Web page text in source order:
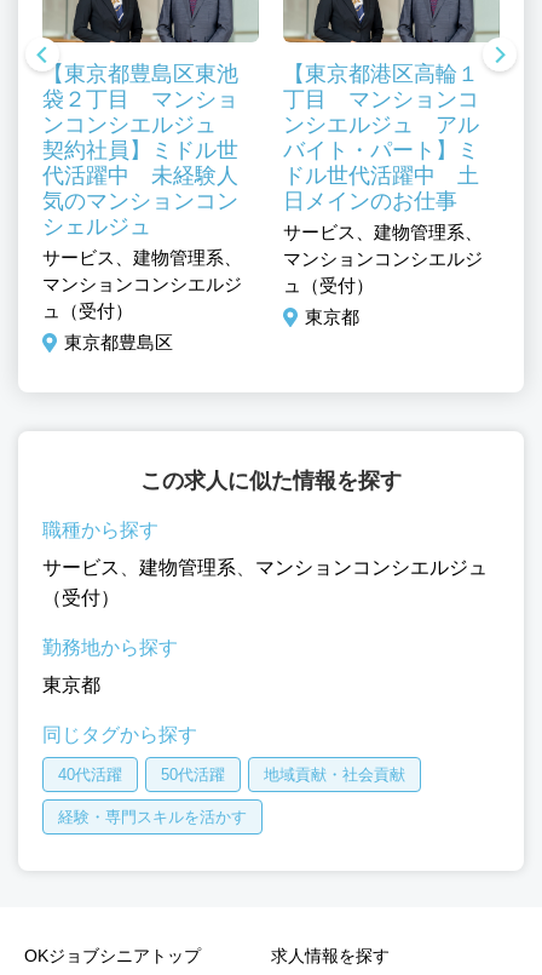
【東京都豊島区東池
袋２丁目 マンショ
ンコンシエルジュ
契約社員】ミドル世
代活躍中 未経験人
気のマンションコン
シェルジュ
サービス、建物管理系、
マンションコンシエルジ
ュ（受付）
東京都豊島区
【東京都港区高輪１
丁目 マンションコ
ンシエルジュ アル
バイト・パート】ミ
ドル世代活躍中 土
日メインのお仕事
サービス、建物管理系、
マンションコンシエルジ
ュ（受付）
東京都
この求人に似た情報を探す
職種から探す
サービス
建物管理系
マンションコンシエルジュ
（受付）
勤務地から探す
東京都
同じタグから探す
40代活躍 50代活躍 地域貢献・社会貢献
経験・専門スキルを活かす
OKジョブシニアトップ 求人情報を探す